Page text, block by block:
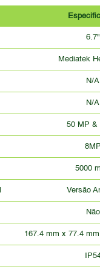
6.7"
Mediatek
N/A
N/A
50 MP &
8MP
5000
Versão
Não
167.4 mm x 77.4